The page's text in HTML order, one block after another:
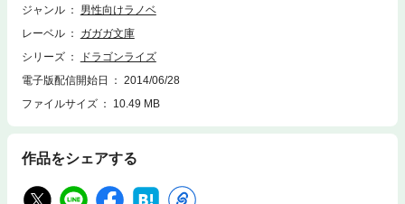
ン待望の第２弾！！※この作品は底本と同じクオリティのカラーイラス
ジャンル
男性向けラノベ
レーベル
ガガガ文庫
シリーズ
ドラゴンライズ
電子版配信開始日
2014/06/28
ファイルサイズ
10.49 MB
作品をシェアする